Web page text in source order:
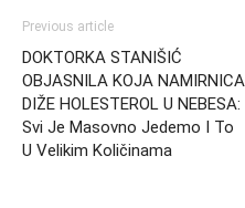
Previous article
DOKTORKA STANIŠIĆ
OBJASNILA KOJA NAMIRNICA
DIŽE HOLESTEROL U NEBESA:
Svi Je Masovno Jedemo I To
U Velikim Količinama